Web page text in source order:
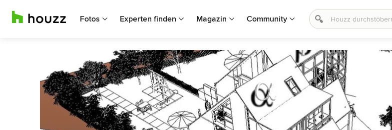
Fotos Experten finden Magazin Community